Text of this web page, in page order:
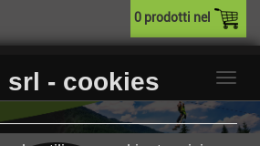
0 prodotti nel
srl - cookies